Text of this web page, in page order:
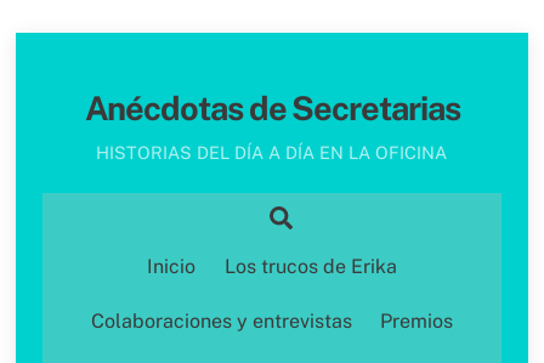
Anécdotas de Secretarias
HISTORIAS DEL DÍA A DÍA EN LA OFICINA
Inicio Los trucos de Erika
Colaboraciones y entrevistas Premios